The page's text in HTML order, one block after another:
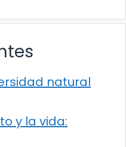
natural
y la vida: